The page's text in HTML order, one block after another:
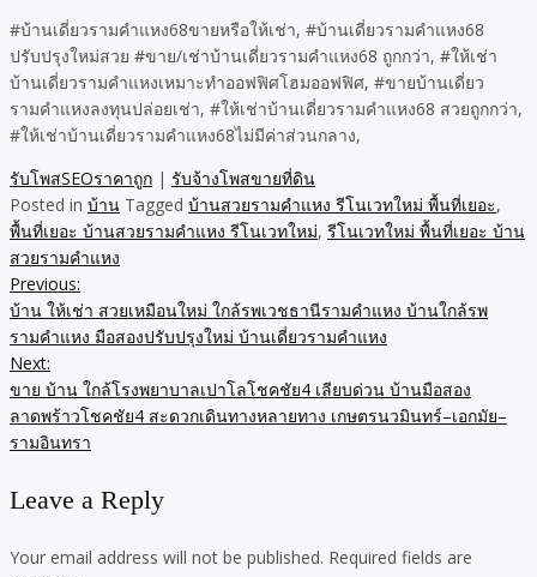
#บ้านเดี่ยวรามคำแหง68ขายหรือให้เช่า, #บ้านเดี่ยวรามคำแหง68
ปรับปรุงใหม่สวย #ขาย/เช่าบ้านเดี่ยวรามคำแหง68 ถูกกว่า, #ให้เช่า
บ้านเดี่ยวรามคำแหงเหมาะทำออฟฟิศโฮมออฟฟิศ, #ขายบ้านเดี่ยว
รามคำแหงลงทุนปล่อยเช่า, #ให้เช่าบ้านเดี่ยวรามคำแหง68 สวยถูกกว่า,
#ให้เช่าบ้านเดี่ยวรามคำแหง68ไม่มีค่าส่วนกลาง,
รับโพสSEOราคาถูก | รับจ้างโพสขายที่ดิน
Posted in บ้าน Tagged บ้านสวยรามคำแหง รีโนเวทใหม่ พื้นที่เยอะ,
พื้นที่เยอะ บ้านสวยรามคำแหง รีโนเวทใหม่, รีโนเวทใหม่ พื้นที่เยอะ บ้าน
สวยรามคำแหง
Post
navigation
Previous:
บ้าน ให้เช่า สวยเหมือนใหม่ ใกล้รพเวชธานีรามคำแหง บ้านใกล้รพ
รามคำแหง มือสองปรับปรุงใหม่ บ้านเดี่ยวรามคำแหง
Next:
ขาย บ้าน ใกล้โรงพยาบาลเปาโลโชคชัย4 เลียบด่วน บ้านมือสอง
ลาดพร้าวโชคชัย4 สะดวกเดินทางหลายทาง เกษตรนวมินทร์–เอกมัย–
รามอินทรา
Leave a Reply
Your email address will not be published. Required fields are